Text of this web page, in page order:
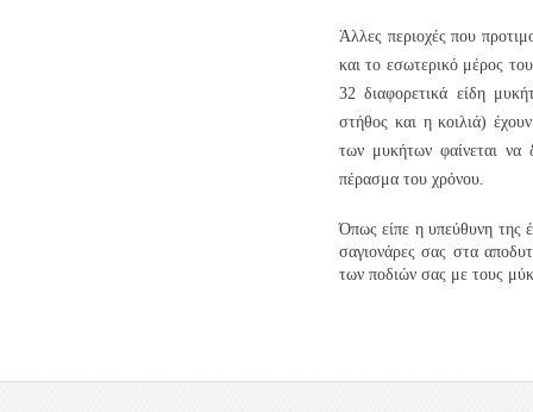
Άλλες περιοχές που
και το εσωτερικό μέρος
32 διαφορετικά είδη
στήθος και η κοιλιά)
των μυκήτων φαίνεται να
πέρασμα του χρόνου.
Όπως είπε η υπεύθυνη της
σαγιονάρες σας στα
των ποδιών σας με τους